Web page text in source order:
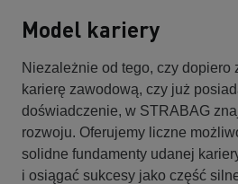
Model kariery
Niezależnie od tego, czy dopiero
karierę zawodową, czy już
doświadczenie, w STRABAG
rozwoju. Oferujemy liczne
solidne fundamenty udanej
i osiągać sukcesy jako część